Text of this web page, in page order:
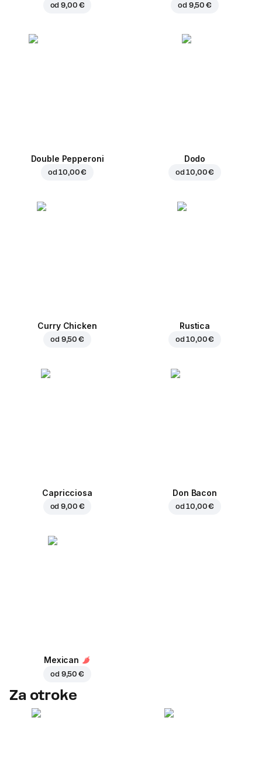
od9,00 € od 9,50 €
Double Pepperoni
od10,00 €
Dodo
od10,00 €
Curry Chicken
od 9,50 €
Rustica
od10,00 €
Capricciosa
od9,00 €
Don Bacon
od10,00 €
Mexican
od 9,50 €
Za otroke